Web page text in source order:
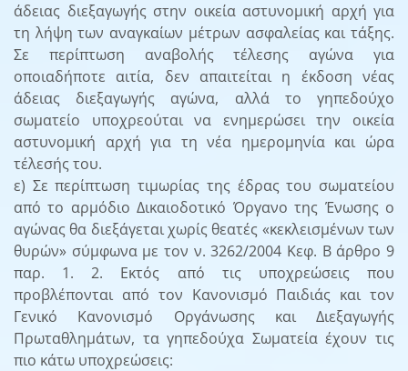
άδειας διεξαγωγής στην οικεία αστυνομική αρχή για
τη λήψη των αναγκαίων μέτρων ασφαλείας και τάξης.
Σε περίπτωση αναβολής τέλεσης αγώνα για
οποιαδήποτε αιτία, δεν απαιτείται η έκδοση νέας
άδειας διεξαγωγής αγώνα, αλλά το γηπεδούχο
σωματείο υποχρεούται να ενημερώσει την οικεία
αστυνομική αρχή για τη νέα ημερομηνία και ώρα
τέλεσής του.
ε) Σε περίπτωση τιμωρίας της έδρας του σωματείου
από το αρμόδιο Δικαιοδοτικό Όργανο της Ένωσης ο
αγώνας θα διεξάγεται χωρίς θεατές «κεκλεισμένων των
θυρών» σύμφωνα με τον ν. 3262/2004 Κεφ. Β άρθρο 9
παρ. 1. 2. Εκτός από τις υποχρεώσεις που
προβλέπονται από τον Κανονισμό Παιδιάς και τον
Γενικό Κανονισμό Οργάνωσης και Διεξαγωγής
Πρωταθλημάτων, τα γηπεδούχα Σωματεία έχουν τις
πιο κάτω υποχρεώσεις: